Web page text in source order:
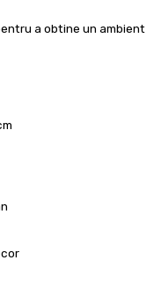
a obtine un ambient